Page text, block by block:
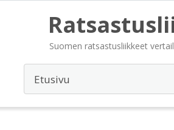
Suomen ratsastusliikkeet